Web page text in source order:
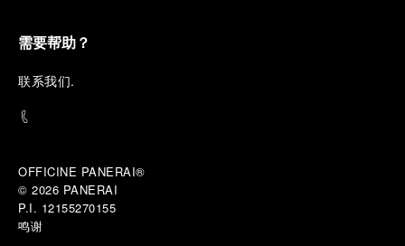
需要帮助？
联系我们.
OFFICINE PANERAI®
© 2026 PANERAI
P.I. 12155270155
鸣谢